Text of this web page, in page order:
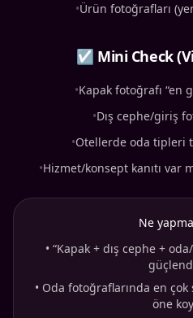
•Ürün fotoğrafları
☑ Mini Check
•Kapak fotoğrafı “en
•Dış cephe/giriş
•Otellerde oda tipleri
•Hizmet/konsept kanıtı var
Ne
• “Kapak + dış cephe +
• Oda fotoğraflarında en çok
öne